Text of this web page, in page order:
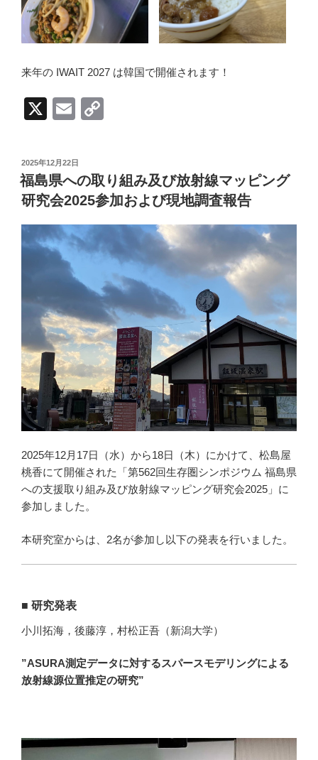
来年の IWAIT 2027 は韓国で開催されます！
X
E
ail
y
Li
n
k
投
稿
日:
2025年12月22日
福島県への取り組み及び放射線マッピング
研究会2025参加および現地調査報告
2025年12月17日（水）から18日（木）にかけて、松島屋
桃香にて開催された「第562回生存圏シンポジウム 福島県
への支援取り組み及び放射線マッピング研究会2025」に
参加しました。
本研究室からは、2名が参加し以下の発表を行いました。
■ 研究発表
小川拓海，後藤淳，村松正吾（新潟大学）
”ASURA測定データに対するスパースモデリングによる
放射線源位置推定の研究”